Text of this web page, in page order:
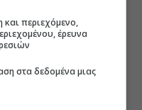
και περιεχόμενο,
έρευνα
στα δεδομένα μιας